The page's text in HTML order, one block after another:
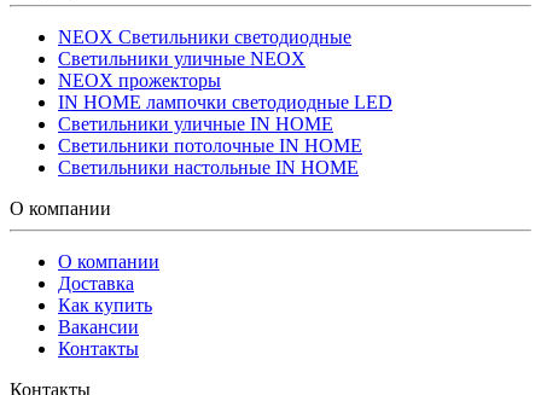
NEOX Светильники светодиодные
Светильники уличные NEOX
NEOX прожекторы
IN HOME лампочки светодиодные LED
Светильники уличные IN HOME
Светильники потолочные IN HOME
Светильники настольные IN HOME
О компании
О компании
Доставка
Как купить
Вакансии
Контакты
Контакты